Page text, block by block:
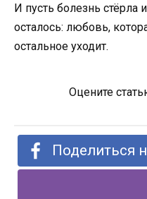
И пусть болезнь
осталось: любовь,
остальное уходит.
Оцените
Поделиться